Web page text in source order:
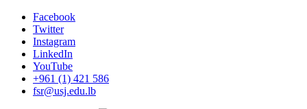
Facebook
Twitter
Instagram
LinkedIn
YouTube
+961 (1) 421 586
fsr@usj.edu.lb